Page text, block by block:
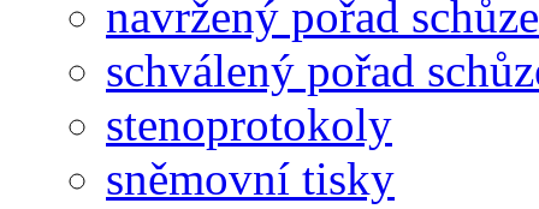
navržený pořad schůze
schválený pořad
stenoprotokoly
sněmovní tisky